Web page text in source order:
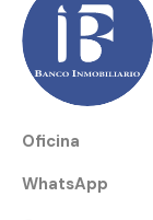
Oficina
WhatsApp